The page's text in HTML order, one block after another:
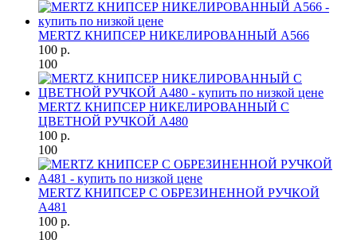
MERTZ КНИПСЕР НИКЕЛИРОВАННЫЙ A566
100 р.
100
MERTZ КНИПСЕР НИКЕЛИРОВАННЫЙ С
ЦВЕТНОЙ РУЧКОЙ A480
100 р.
100
MERTZ КНИПСЕР С ОБРЕЗИНЕННОЙ РУЧКОЙ
A481
100 р.
100